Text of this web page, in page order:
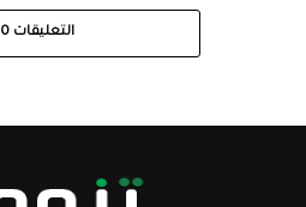
التعليقات 0